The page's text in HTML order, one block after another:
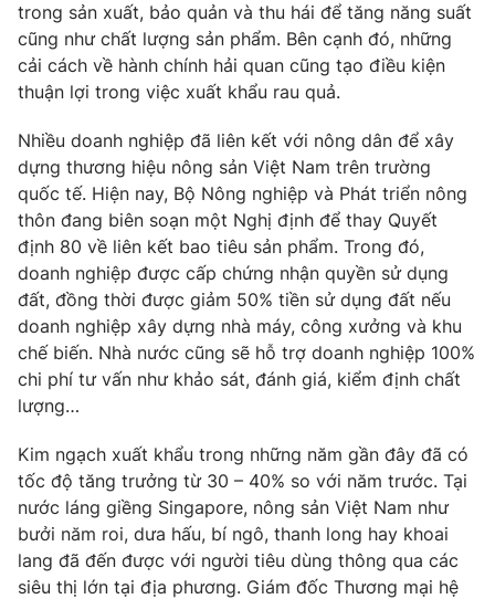
Liên hệ tòa soạn English
THỜI BÁO VTV
Theo dõi báo trên
Cơ quan chủ quản:
Đài Truyền hình Việt Nam
Cơ quan báo chí:Thời báo VTV
Giấy phép hoạt động báo in và báo điện tử số 483/GP-BTTTT
cấp ngày 29/12/2023
Phó Tổng Biên tập:Nguyễn Thị Mỹ Hạnh, Phạm Quốc Thắng,
Nguyễn Trọng Ninh
Tổng đài VTV:024.38 355 931 - 024.38 355 932
Ðiện thoại Thời báo VTV:
024.66 897 897
Email:toasoan@vtv.vn
trong sản xuất, bảo quản và thu hái để tăng năng suất
cũng như chất lượng sản phẩm. Bên cạnh đó, những
cải cách về hành chính hải quan cũng tạo điều kiện
thuận lợi trong việc xuất khẩu rau quả.
Nhiều doanh nghiệp đã liên kết với nông dân để xây
dựng thương hiệu nông sản Việt Nam trên trường
quốc tế. Hiện nay, Bộ Nông nghiệp và Phát triển nông
thôn đang biên soạn một Nghị định để thay Quyết
định 80 về liên kết bao tiêu sản phẩm. Trong đó,
doanh nghiệp được cấp chứng nhận quyền sử dụng
đất, đồng thời được giảm 50% tiền sử dụng đất nếu
doanh nghiệp xây dựng nhà máy, công xưởng và khu
chế biến. Nhà nước cũng sẽ hỗ trợ doanh nghiệp 100%
chi phí tư vấn như khảo sát, đánh giá, kiểm định chất
lượng…
Kim ngạch xuất khẩu trong những năm gần đây đã có
tốc độ tăng trưởng từ 30 – 40% so với năm trước. Tại
nước láng giềng Singapore, nông sản Việt Nam như
bưởi năm roi, dưa hấu, bí ngô, thanh long hay khoai
lang đã đến được với người tiêu dùng thông qua các
siêu thị lớn tại địa phương. Giám đốc Thương mại hệ